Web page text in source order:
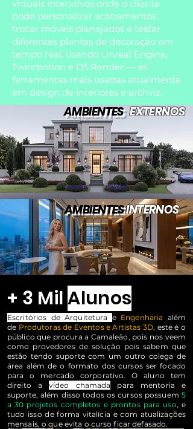
virtuais interativos onde o cliente
pode personalizar acabamentos,
trocar móveis planejados e testar
diferentes plantas de decoração em
tempo real, usando Unreal Engine,
Twinmotion e D5 Render — as
ferramentas mais usadas atualmente
em design de interiores e archviz.
AMBIENTESEXTERNOS
AMBIENTESINTERNOS
+ 3 MilAlunos
Escritórios de Arquitetura e Engenharia além
de Produtoras de Eventos e Artistas 3D, este é o
público que procura a Camaleão, pois nos veem
como provedores de solução pois sabem que
estão tendo suporte com um outro colega de
área além de o formato dos cursos ser focado
para o mercado corporativo. O aluno tem
direito a vídeo chamada para mentoria e
suporte, além disso todos os cursos possuem 5
a 30 projetos completos e prontos para uso, e
tudo isso de forma vitalícia e com atualizações
mensais, o que evita o curso ficar defasado.